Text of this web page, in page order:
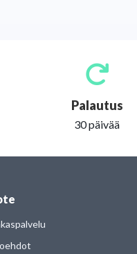
Palautus
30 päivää